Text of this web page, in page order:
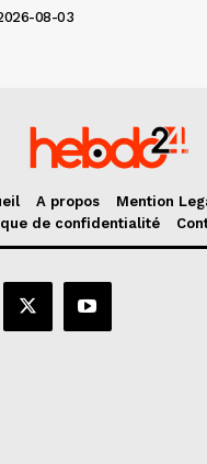
08-03
A propos
Mention
de confidentialité